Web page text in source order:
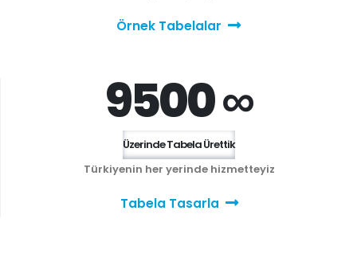
Örnek Tabelalar
9500 ∞
Üzerinde Tabela Ürettik
Türkiyenin her yerinde hizmetteyiz
Tabela Tasarla